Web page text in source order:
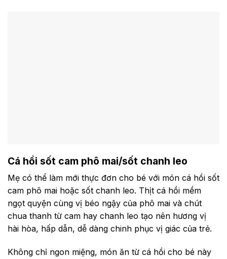
Cá hồi sốt cam phô mai/sốt chanh leo
Mẹ có thể làm mới thực đơn cho bé với món cá hồi sốt
cam phô mai hoặc sốt chanh leo. Thịt cá hồi mềm
ngọt quyện cùng vị béo ngậy của phô mai và chút
chua thanh từ cam hay chanh leo tạo nên hương vị
hài hòa, hấp dẫn, dễ dàng chinh phục vị giác của trẻ.
Không chỉ ngon miệng, món ăn từ cá hồi cho bé này